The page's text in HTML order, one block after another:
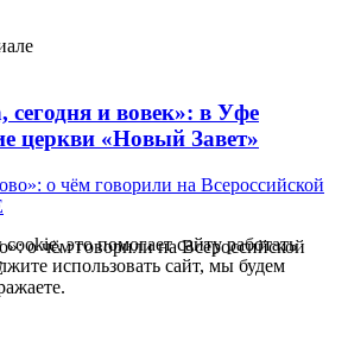
сегодня и вовек»: в Уфе
церкви «Новый Завет»
о чём говорили на Всероссийской
это помогает сайту работать
использовать сайт, мы будем